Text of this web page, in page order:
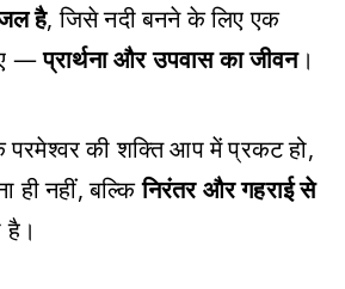
है, जिसे नदी बनने के लिए एक
—प्रार्थना और उपवास का जीवन।
की शक्ति आप में प्रकट हो,
ही नहीं, बल्किनिरंतर और गहराई से